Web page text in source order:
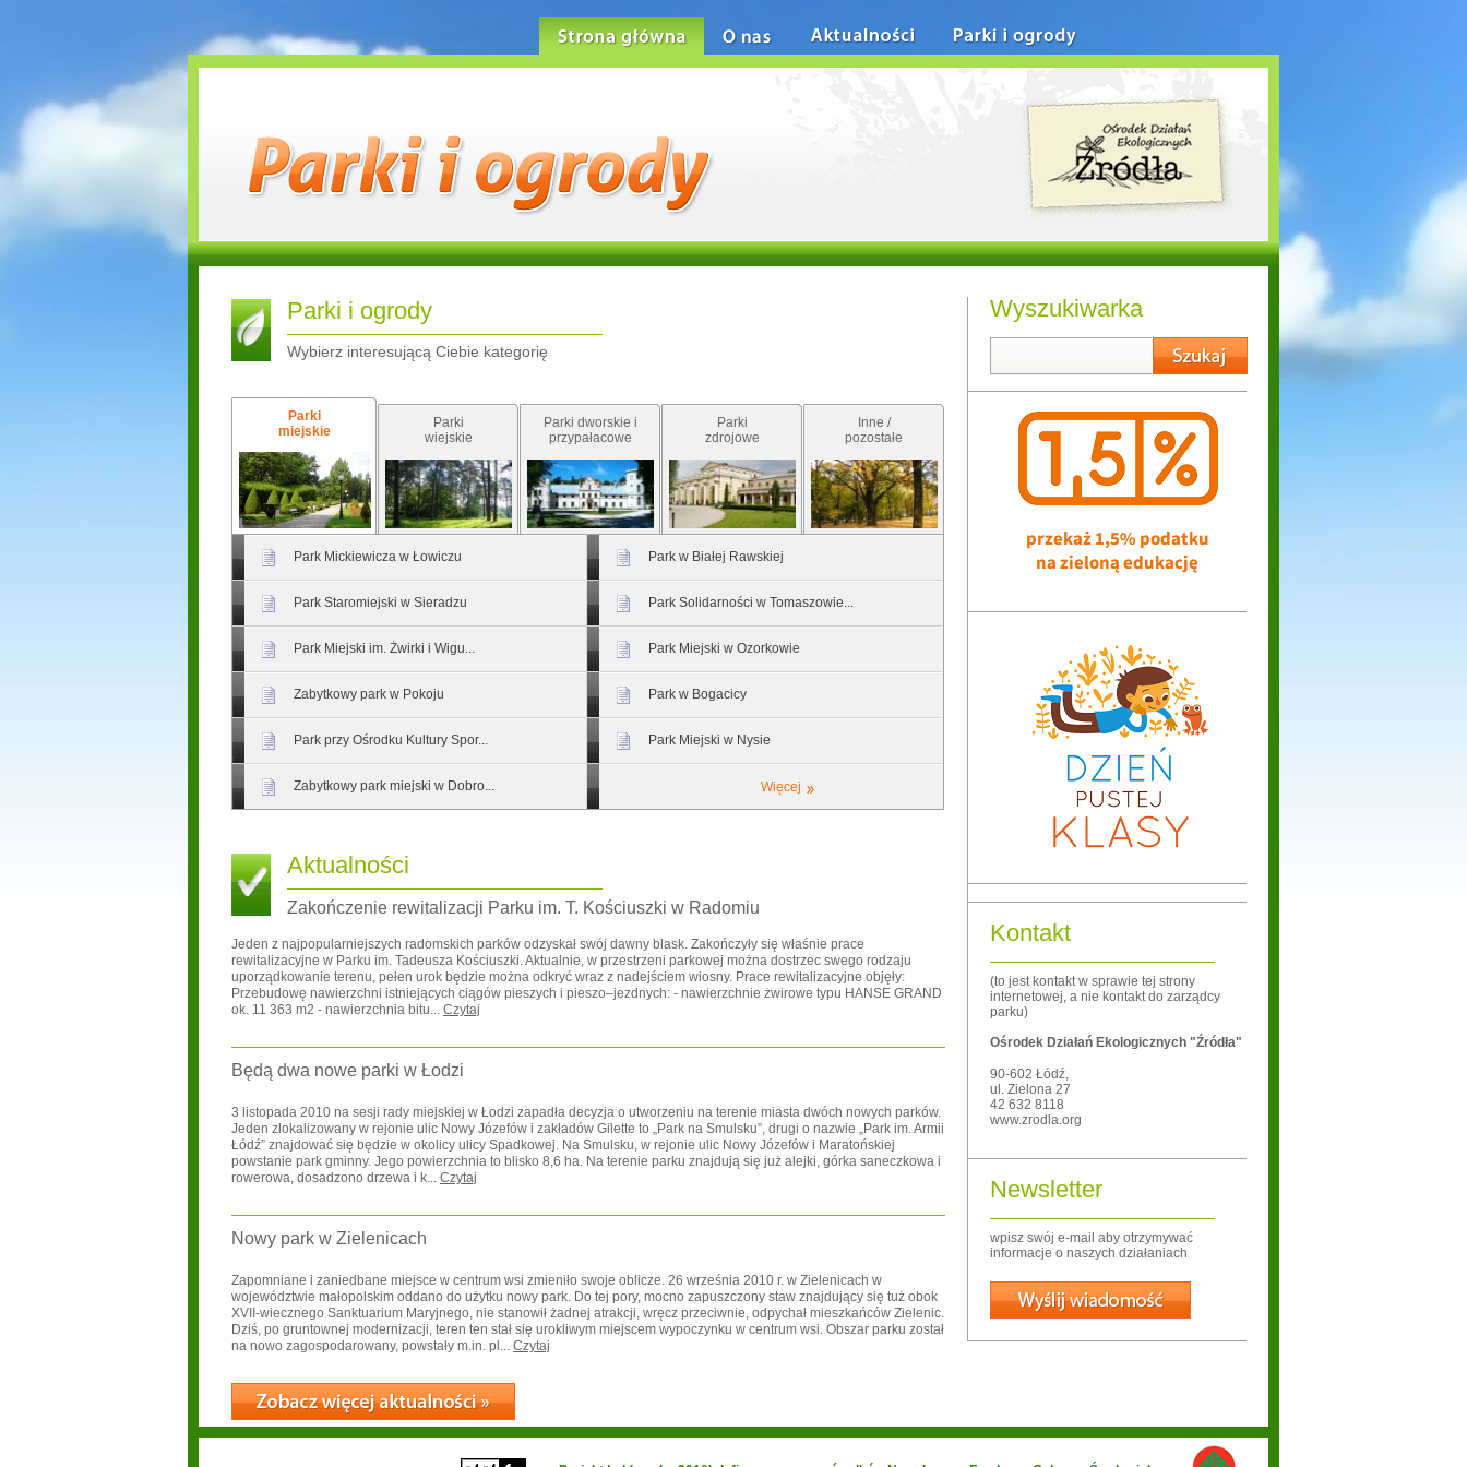
Parki i ogrody
Wybierz interesującą Ciebie kategorię
Parki
miejskie
Parki
wiejskie
Parki dworskie i
przypałacowe
Parki
zdrojowe
Inne /
pozostałe
Park Mickiewicza w Łowiczu Park w Białej Rawskiej
Park Staromiejski w Sieradzu Park Solidarności w Tomaszowie...
Park Miejski im. Żwirki i Wigu... Park Miejski w Ozorkowie
Zabytkowy park w Pokoju Park w Bogacicy
Park przy Ośrodku Kultury Spor... Park Miejski w Nysie
Zabytkowy park miejski w Dobro... Więcej
Aktualności
Zakończenie rewitalizacji Parku im. T. Kościuszki w Radomiu
Jeden z najpopularniejszych radomskich parków odzyskał swój dawny blask. Zakończyły się właśnie prace
rewitalizacyjne w Parku im. Tadeusza Kościuszki. Aktualnie, w przestrzeni parkowej można dostrzec swego rodzaju
uporządkowanie terenu, pełen urok będzie można odkryć wraz z nadejściem wiosny. Prace rewitalizacyjne objęły:
Przebudowę nawierzchni istniejących ciągów pieszych i pieszo–jezdnych: - nawierzchnie żwirowe typu HANSE GRAND
ok. 11 363 m2 - nawierzchnia bitu... Czytaj
Będą dwa nowe parki w Łodzi
3 listopada 2010 na sesji rady miejskiej w Łodzi zapadła decyzja o utworzeniu na terenie miasta dwóch nowych parków.
Jeden zlokalizowany w rejonie ulic Nowy Józefów i zakładów Gilette to „Park na Smulsku”, drugi o nazwie „Park im. Armii
Łódź” znajdować się będzie w okolicy ulicy Spadkowej. Na Smulsku, w rejonie ulic Nowy Józefów i Maratońskiej
powstanie park gminny. Jego powierzchnia to blisko 8,6 ha. Na terenie parku znajdują się już alejki, górka saneczkowa i
rowerowa, dosadzono drzewa i k... Czytaj
Nowy park w Zielenicach
Zapomniane i zaniedbane miejsce w centrum wsi zmieniło swoje oblicze. 26 września 2010 r. w Zielenicach w
województwie małopolskim oddano do użytku nowy park. Do tej pory, mocno zapuszczony staw znajdujący się tuż obok
XVII-wiecznego Sanktuarium Maryjnego, nie stanowił żadnej atrakcji, wręcz przeciwnie, odpychał mieszkańców Zielenic.
Dziś, po gruntownej modernizacji, teren ten stał się urokliwym miejscem wypoczynku w centrum wsi. Obszar parku został
na nowo zagospodarowany, powstały m.in. pl... Czytaj
Wyszukiwarka
Kontakt
(to jest kontakt w sprawie tej strony
internetowej, a nie kontakt do zarządcy
parku)
Ośrodek Działań Ekologicznych "Źródła"
90-602 Łódź,
ul. Zielona 27
42 632 8118
www.zrodla.org
Newsletter
wpisz swój e-mail aby otrzymywać
informacje o naszych działaniach
Wyślij
Strona główna O nas Aktualności Parki i ogrody